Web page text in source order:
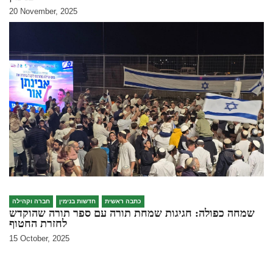
20 November, 2025
חברה וקהילה חדשות בנימין כתבה ראשית
שמחה כפולה: חגיגות שמחת תורה עם ספר תורה שהוקדש
לחזרת החטוף
15 October, 2025